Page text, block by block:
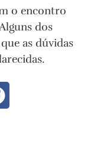
o encontro
dos
as dúvidas